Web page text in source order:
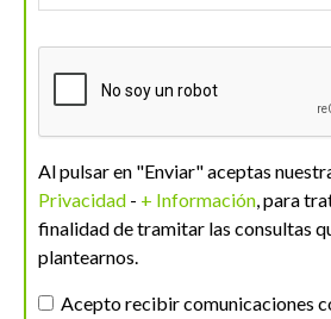
Al pulsar en "Enviar" aceptas
Privacidad - + Información, para
finalidad de tramitar las consultas
plantearnos.
Acepto recibir comunicaciones